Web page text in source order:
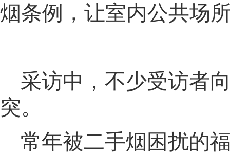
烟条例 ， 让室内公共场
采访中 ， 不少受访者
突。
常年被二手烟困扰的